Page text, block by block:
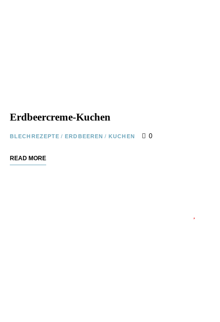
Erdbeercreme-Kuchen
BLECHREZEPTE / ERDBEEREN / KUCHEN 0
READ MORE